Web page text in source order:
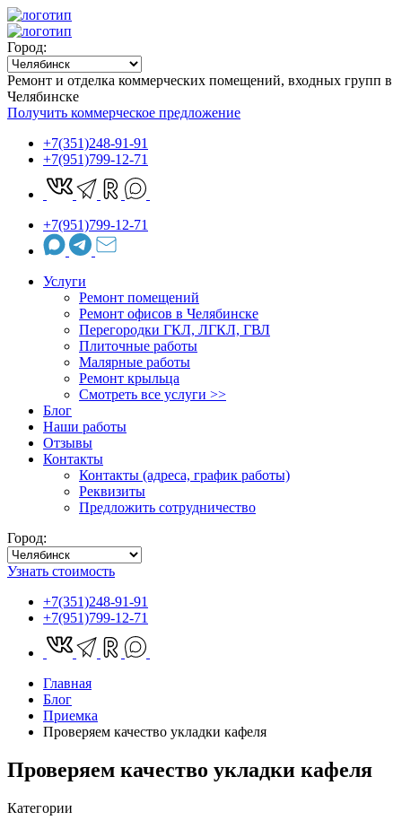
Город:
Ремонт и отделка коммерческих помещений, входных групп в
Челябинске
Получить коммерческое предложение
+7(351)248-91-91
+7(951)799-12-71
+7(951)799-12-71
Услуги
Ремонт помещений
Ремонт офисов в Челябинске
Перегородки ГКЛ, ЛГКЛ, ГВЛ
Плиточные работы
Малярные работы
Ремонт крыльца
Cмотреть все услуги >>
Блог
Наши работы
Отзывы
Контакты
Контакты (адреса, график работы)
Реквизиты
Предложить сотрудничество
Город:
Узнать стоимость
+7(351)248-91-91
+7(951)799-12-71
Главная
Блог
Приемка
Проверяем качество укладки кафеля
Проверяем качество укладки кафеля
Категории